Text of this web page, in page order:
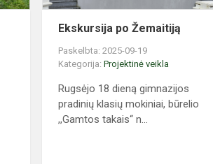
Ekskursija po Žemaitiją
Paskelbta: 2025-09-19
Kategorija:Projektinė veikla
Rugsėjo 18 dieną gimnazijos
pradinių klasių mokiniai, būrelio
,,Gamtos takais“ n...